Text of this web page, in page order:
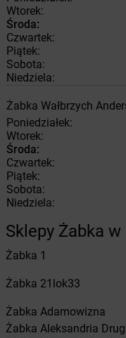
Wtorek:
Środa:
Czwartek:
Piątek:
Sobota:
Niedziela:
Żabka Wałbrzych
Poniedziałek:
Wtorek:
Środa:
Czwartek:
Piątek:
Sobota:
Niedziela:
Sklepy Żabka
Żabka 1
Żabka 21lok33
Żabka Adamowizna
Żabka Aleksandria